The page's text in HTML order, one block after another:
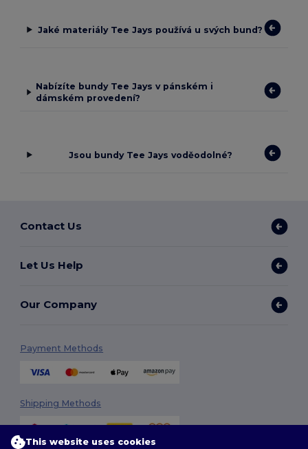
Jaké materiály Tee Jays používá u svých bund?
Nabízíte bundy Tee Jays v pánském i
dámském provedení?
Jsou bundy Tee Jays voděodolné?
Contact Us
Let Us Help
Our Company
Payment Methods
Shipping Methods
This website uses cookies